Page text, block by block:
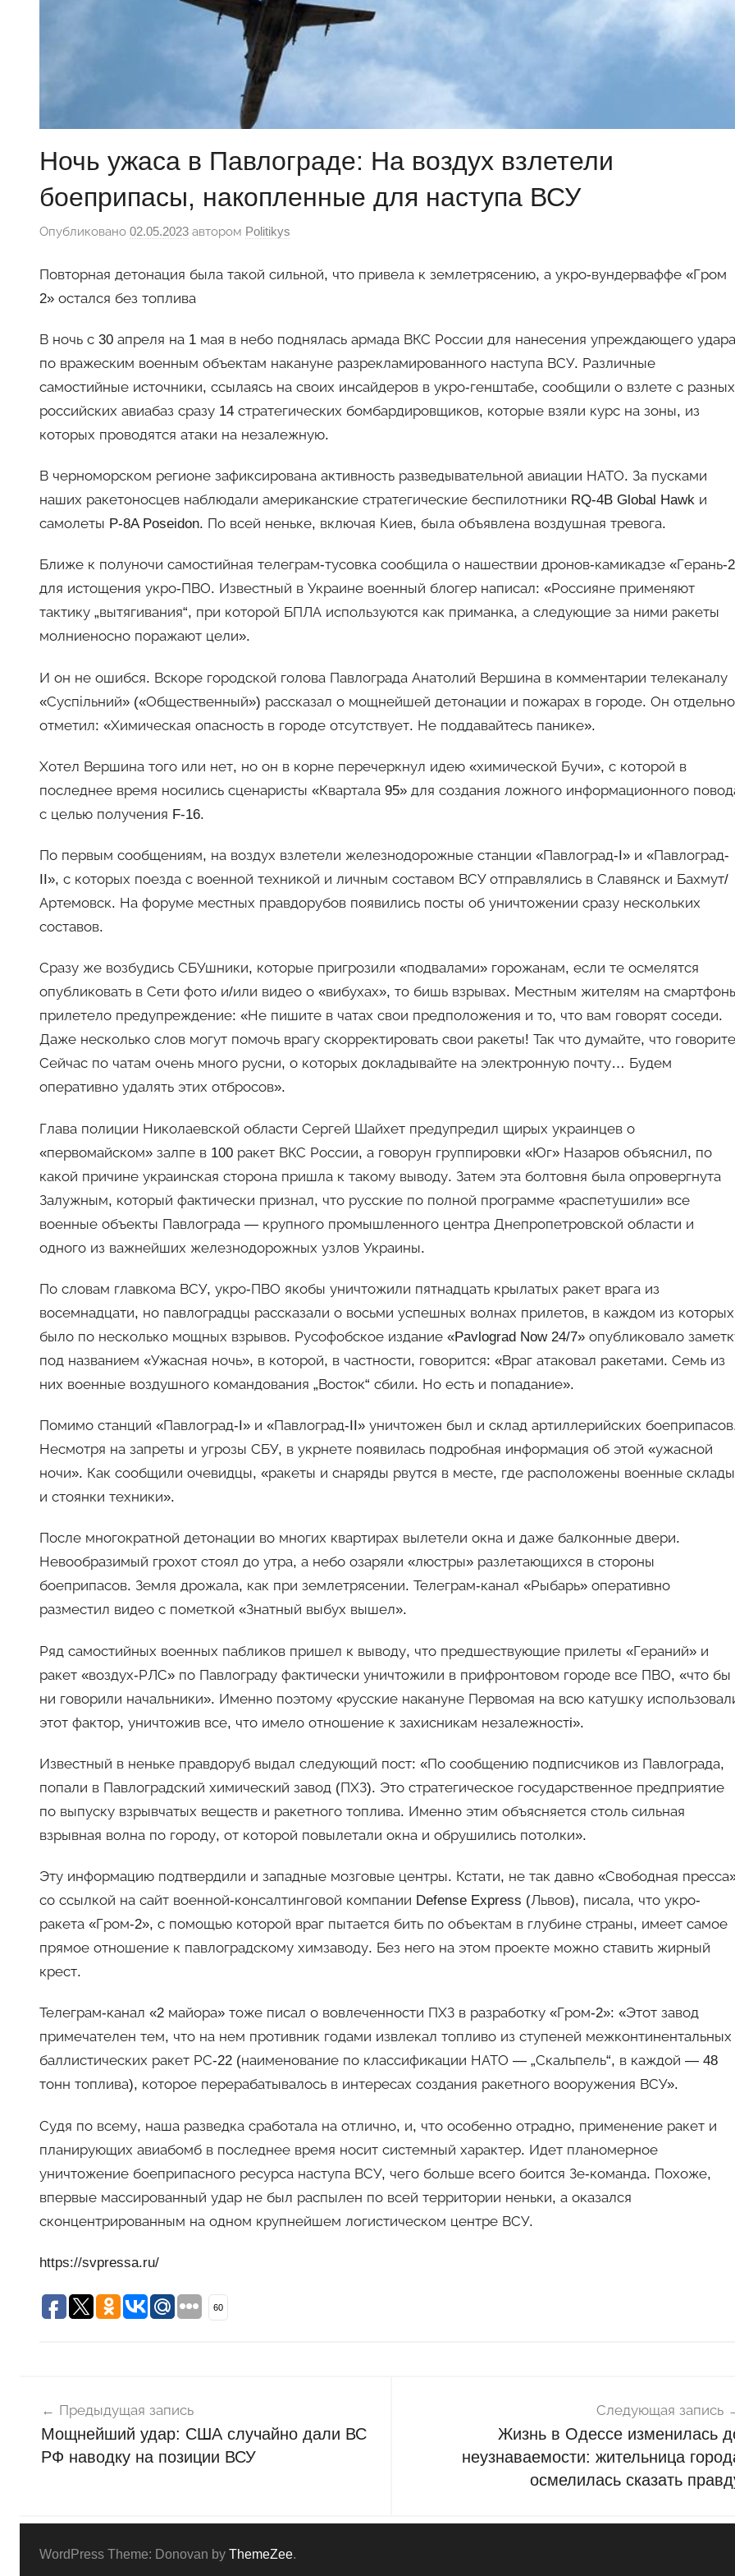
Ночь ужаса в Павлограде: На воздух взлетели
боеприпасы, накопленные для наступа ВСУ
Опубликовано 02.05.2023 автором Politikys
Повторная детонация была такой сильной, что привела к землетрясению, а укро-вундерваффе «Гром
2» остался без топлива
В ночь с 30 апреля на 1 мая в небо поднялась армада ВКС России для нанесения упреждающего удара
по вражеским военным объектам накануне разрекламированного наступа ВСУ. Различные
самостийные источники, ссылаясь на своих инсайдеров в укро-генштабе, сообщили о взлете с разных
российских авиабаз сразу 14 стратегических бомбардировщиков, которые взяли курс на зоны, из
которых проводятся атаки на незалежную.
В черноморском регионе зафиксирована активность разведывательной авиации НАТО. За пусками
наших ракетоносцев наблюдали американские стратегические беспилотники RQ-4B Global Hawk и
самолеты P-8A Poseidon. По всей неньке, включая Киев, была объявлена воздушная тревога.
Ближе к полуночи самостийная телеграм-тусовка сообщила о нашествии дронов-камикадзе «Герань-
для истощения укро-ПВО. Известный в Украине военный блогер написал: «Россияне применяют
тактику „вытягивания“, при которой БПЛА используются как приманка, а следующие за ними ракеты
молниеносно поражают цели».
И он не ошибся. Вскоре городской голова Павлограда Анатолий Вершина в комментарии телеканалу
«Суспільний» («Общественный») рассказал о мощнейшей детонации и пожарах в городе. Он отдельно
отметил: «Химическая опасность в городе отсутствует. Не поддавайтесь панике».
Хотел Вершина того или нет, но он в корне перечеркнул идею «химической Бучи», с которой в
последнее время носились сценаристы «Квартала 95» для создания ложного информационного
с целью получения F-16.
По первым сообщениям, на воздух взлетели железнодорожные станции «Павлоград-I» и «Павлоград-
II», с которых поезда с военной техникой и личным составом ВСУ отправлялись в Славянск и Бахмут/
Артемовск. На форуме местных правдорубов появились посты об уничтожении сразу нескольких
составов.
Сразу же возбудись СБУшники, которые пригрозили «подвалами» горожанам, если те осмелятся
опубликовать в Сети фото и/или видео о «вибухах», то бишь взрывах. Местным жителям на
прилетело предупреждение: «Не пишите в чатах свои предположения и то, что вам говорят соседи.
Даже несколько слов могут помочь врагу скорректировать свои ракеты! Так что думайте, что
Сейчас по чатам очень много русни, о которых докладывайте на электронную почту… Будем
оперативно удалять этих отбросов».
Глава полиции Николаевской области Сергей Шайхет предупредил щирых украинцев о
«первомайском» залпе в 100 ракет ВКС России, а говорун группировки «Юг» Назаров объяснил, по
какой причине украинская сторона пришла к такому выводу. Затем эта болтовня была опровергнута
Залужным, который фактически признал, что русские по полной программе «распетушили» все
военные объекты Павлограда — крупного промышленного центра Днепропетровской области и
одного из важнейших железнодорожных узлов Украины.
По словам главкома ВСУ, укро-ПВО якобы уничтожили пятнадцать крылатых ракет врага из
восемнадцати, но павлоградцы рассказали о восьми успешных волнах прилетов, в каждом из которых
было по несколько мощных взрывов. Русофобское издание «Pavlograd Now 24/7» опубликовало
под названием «Ужасная ночь», в которой, в частности, говорится: «Враг атаковал ракетами. Семь из
них военные воздушного командования „Восток“ сбили. Но есть и попадание».
Помимо станций «Павлоград-I» и «Павлоград-II» уничтожен был и склад артиллерийских
Несмотря на запреты и угрозы СБУ, в укрнете появилась подробная информация об этой «ужасной
ночи». Как сообщили очевидцы, «ракеты и снаряды рвутся в месте, где расположены военные склады
и стоянки техники».
После многократной детонации во многих квартирах вылетели окна и даже балконные двери.
Невообразимый грохот стоял до утра, а небо озаряли «люстры» разлетающихся в стороны
боеприпасов. Земля дрожала, как при землетрясении. Телеграм-канал «Рыбарь» оперативно
разместил видео с пометкой «Знатный выбух вышел».
Ряд самостийных военных пабликов пришел к выводу, что предшествующие прилеты «Гераний» и
ракет «воздух-РЛС» по Павлограду фактически уничтожили в прифронтовом городе все ПВО, «что бы
ни говорили начальники». Именно поэтому «русские накануне Первомая на всю катушку
этот фактор, уничтожив все, что имело отношение к захисникам незалежностi».
Известный в неньке правдоруб выдал следующий пост: «По сообщению подписчиков из Павлограда,
попали в Павлоградский химический завод (ПХЗ). Это стратегическое государственное предприятие
по выпуску взрывчатых веществ и ракетного топлива. Именно этим объясняется столь сильная
взрывная волна по городу, от которой повылетали окна и обрушились потолки».
Эту информацию подтвердили и западные мозговые центры. Кстати, не так давно «Свободная
со ссылкой на сайт военной-консалтинговой компании Defense Express (Львов), писала, что укро-
ракета «Гром-2», с помощью которой враг пытается бить по объектам в глубине страны, имеет самое
прямое отношение к павлоградскому химзаводу. Без него на этом проекте можно ставить жирный
крест.
Телеграм-канал «2 майора» тоже писал о вовлеченности ПХЗ в разработку «Гром-2»: «Этот завод
примечателен тем, что на нем противник годами извлекал топливо из ступеней межконтинентальных
баллистических ракет РС-22 (наименование по классификации НАТО — „Скальпель“, в каждой — 48
тонн топлива), которое перерабатывалось в интересах создания ракетного вооружения ВСУ».
Судя по всему, наша разведка сработала на отлично, и, что особенно отрадно, применение ракет и
планирующих авиабомб в последнее время носит системный характер. Идет планомерное
уничтожение боеприпасного ресурса наступа ВСУ, чего больше всего боится Зе-команда. Похоже,
впервые массированный удар не был распылен по всей территории неньки, а оказался
сконцентрированным на одном крупнейшем логистическом центре ВСУ.
https://svpressa.ru/
60
о
в
о
по
записям
Предыдущая запись
Мощнейший удар: США случайно дали ВС
РФ наводку на позиции ВСУ
Следующая запись
Жизнь в Одессе изменилась
неузнаваемости: жительница
осмелилась сказать
WordPress Theme: Donovan by ThemeZee.